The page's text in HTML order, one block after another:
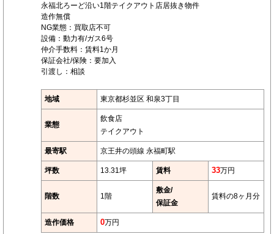
永福北ろーど沿い1階テイクアウト店居抜き物件
造作無償
NG業態：買取店不可
設備：動力有/ガス6号
仲介手数料：賃料1か月
保証会社/保険：要加入
引渡し：相談
地域 東京都杉並区 和泉3丁目
業態
飲食店
テイクアウト
最寄駅 京王井の頭線 永福町駅
坪数 13.31坪 賃料 33万円
階数 1階
敷金/
保証金
賃料の8ヶ月分
造作価格 0万円